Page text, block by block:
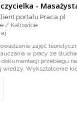
-
portalu Praca.pl
/ Katowice
zajęć
w pracy ze
przebiegu
wiedzy. Wykształcenie